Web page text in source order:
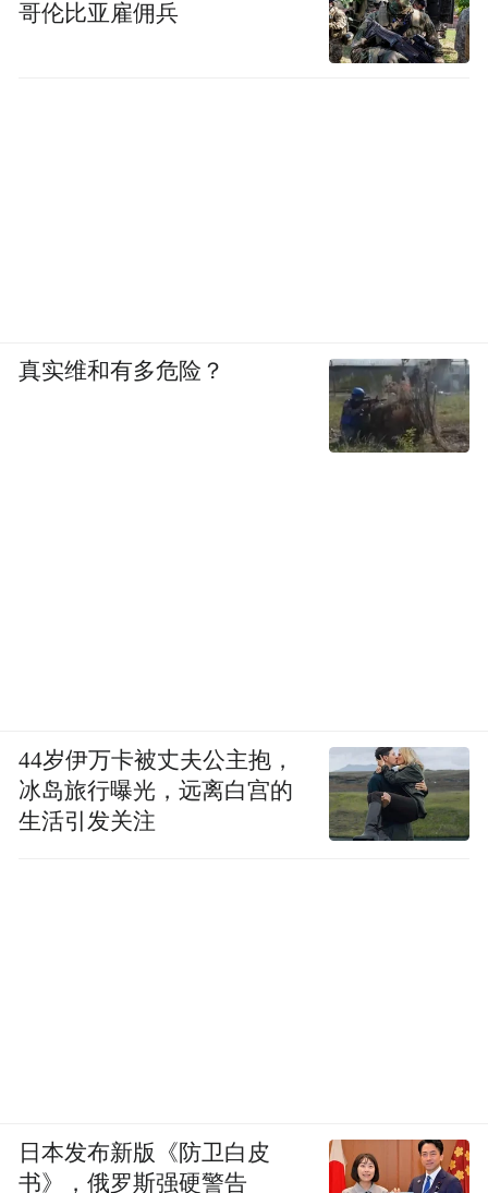
哥伦比亚雇佣兵
真实维和有多危险？
44岁伊万卡被丈夫公主抱，
冰岛旅行曝光，远离白宫的
生活引发关注
日本发布新版《防卫白皮
书》，俄罗斯强硬警告